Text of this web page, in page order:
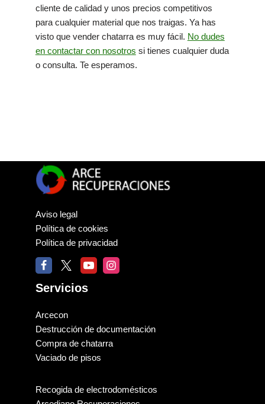
cliente de calidad y unos precios competitivos
para cualquier material que nos traigas. Ya has
visto que vender chatarra es muy fácil. No dudes
en contactar con nosotros si tienes cualquier duda
o consulta. Te esperamos.
Aviso legal
Política de cookies
Política de privacidad
Servicios
Arcecon
Destrucción de documentación
Compra de chatarra
Vaciado de pisos
Recogida de electrodomésticos